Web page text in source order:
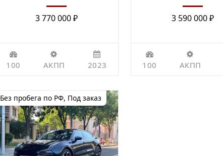
3 770 000₽
100 АКПП 2023
3 590 000₽
100 АКПП
Без пробега по РФ, Под заказ